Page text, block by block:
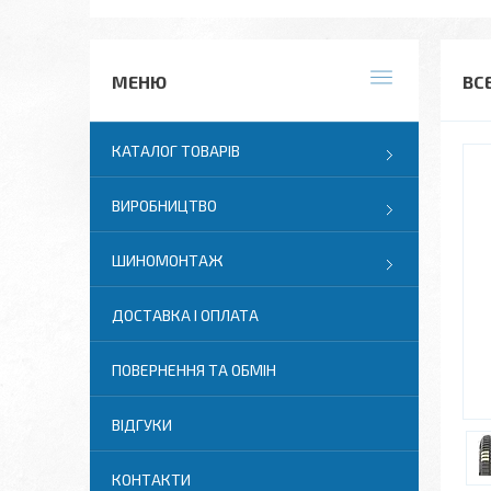
КАТАЛОГ ТОВАРІВ
ВИРОБНИЦТВО
ШИНОМОНТАЖ
ДОСТАВКА І ОПЛАТА
ПОВЕРНЕННЯ ТА ОБМІН
ВІДГУКИ
КОНТАКТИ